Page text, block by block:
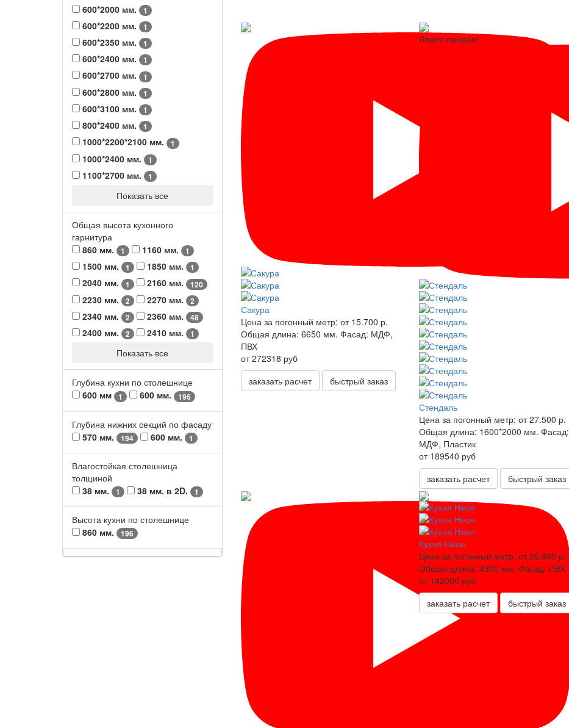
600*2000 мм. 1
600*2200 мм. 1
600*2350 мм. 1
600*2400 мм. 1
600*2700 мм. 1
600*2800 мм. 1
600*3100 мм. 1
800*2400 мм. 1
1000*2200*2100 мм. 1
1000*2400 мм. 1
1100*2700 мм. 1
Показать все
Общая высота кухонного
гарнитура
860 мм.
1 1160 мм. 1
1500 мм. 1 1850 мм. 1
2040 мм. 1 2160 мм. 120
2230 мм. 2 2270 мм. 2
2340 мм. 2 2360 мм. 48
2400 мм. 2 2410 мм. 1
Показать все
Глубина кухни по столешнице
600 мм
1 600 мм. 196
Глубина нижних секций по фасаду
570 мм.
194 600 мм. 1
Влагостойкая столешница
толщиной
38 мм.
1 38 мм. в 2D. 1
Высота кухни по столешнице
860 мм.
196
Сакура
Цена за погонный метр: от 15.700 р.
Общая длина: 6650 мм. Фасад: МДФ,
ПВХ
от 272318 руб
заказать расчет
быстрый заказ
Лидер продаж!
Стендаль
Цена за погонный метр: от 27.500 р.
Общая длина: 1600*2000 мм. Фасад:
МДФ, Пластик
от 189540 руб
заказать расчет
быстрый заказ
Кухня Неон
Цена за погонный метр: от 35.800 р.
Общая длина: 4300 мм. Фасад: ПВХ
от 142000 руб
заказать расчет
быстрый заказ